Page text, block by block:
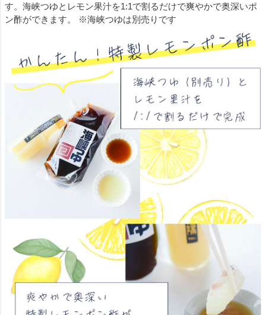
す。海峡つゆとレモン果汁を1:1で割るだけで爽やかで奥深いポ
ン酢ができます。 ※海峡つゆは別売りです